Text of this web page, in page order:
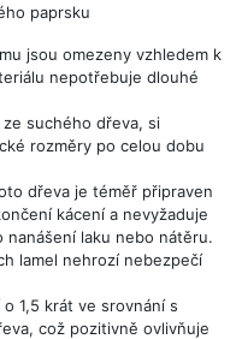
paprsku
jsou omezeny vzhledem k
nepotřebuje dlouhé
suchého dřeva, si
rozměry po celou dobu
dřeva je téměř připraven
kácení a nevyžaduje
laku nebo nátěru.
lamel nehrozí nebezpečí
1,5 krát ve srovnání s
což pozitivně ovlivňuje